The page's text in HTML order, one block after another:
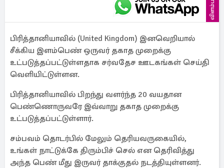
விளம்பரம்
பிரித்தானியாவில் (United Kingdom) இனவெறியால்
சீக்கிய இளம்பெண் ஒருவர் தகாத முறைக்கு
உட்படுத்தப்பட்டுள்ளதாக சர்வதேச ஊடகங்கள் செய்தி
வெளியிட்டுள்ளன.
பிரித்தானியாவில் பிறந்து வளர்ந்த 20 வயதான
பெண்ணொருவரே இவ்வாறு தகாத முறைக்கு
உட்படுத்தப்பட்டுள்ளார்.
சம்பவம் தொடர்பில் மேலும் தெரியவருகையில்,
உங்கள் நாட்டுக்கே திரும்பிச் செல் என தெரிவித்து
அந்த பெண் மீது இருவர் தாக்குதல் நடத்தியுள்ளனர்.